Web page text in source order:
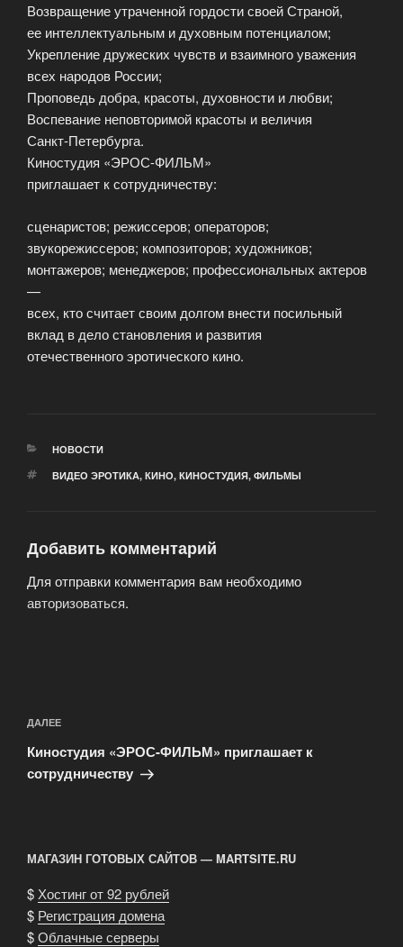
Возвращение утраченной гордости своей Страной,
ее интеллектуальным и духовным потенциалом;
Укрепление дружеских чувств и взаимного уважения
всех народов России;
Проповедь добра, красоты, духовности и любви;
Воспевание неповторимой красоты и величия
Санкт-Петербурга.
Киностудия «ЭРОС-ФИЛЬМ»
приглашает к сотрудничеству:
сценаристов; режиссеров; операторов;
звукорежиссеров; композиторов; художников;
монтажеров; менеджеров; профессиональных актеров
—
всех, кто считает своим долгом внести посильный
вклад в дело становления и развития
отечественного эротического кино.
РУБРИКИ
НОВОСТИ
МЕТКИ
ВИДЕО ЭРОТИКА, КИНО, КИНОСТУДИЯ, ФИЛЬМЫ
Добавить комментарий
Для отправки комментария вам необходимо
авторизоваться.
по
записям
Следующая
запись
ДАЛЕЕ
Киностудия «ЭРОС-ФИЛЬМ» приглашает к
сотрудничеству
МАГАЗИН ГОТОВЫХ САЙТОВ — MARTSITE.RU
$ Хостинг от 92 рублей
$ Регистрация домена
$Облачные серверы